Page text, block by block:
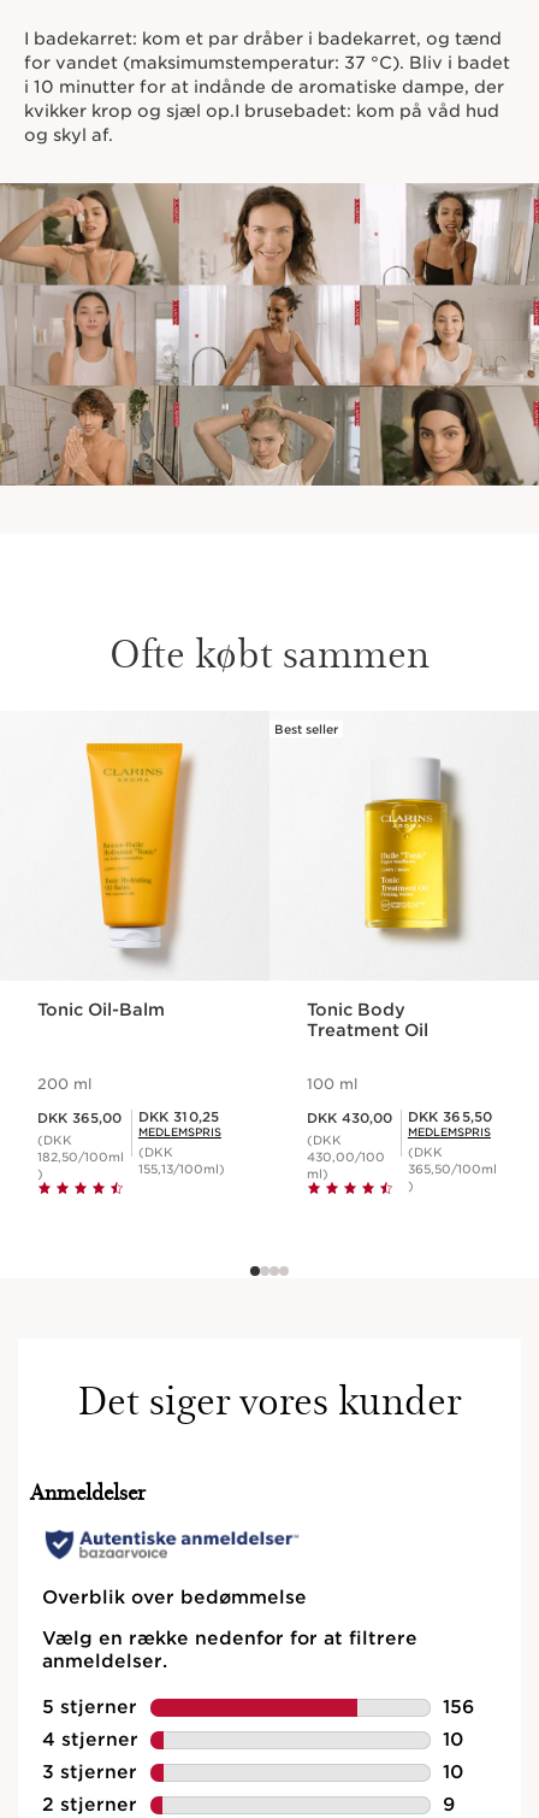
I badekarret: kom et par dråber i badekarret, og tænd
for vandet (maksimumstemperatur: 37 °C). Bliv i badet
i 10 minutter for at indånde de aromatiske dampe, der
kvikker krop og sjæl op.I brusebadet: kom på våd hud
og skyl af.
Ofte købt sammen
HOP TIL INDHOLD
Tonic Oil-Balm
200 ml
DKK 365,00
(DKK
182,50/100ml
)
Medlemspris DKK 310,25
DKK 310,25
MEDLEMSPRIS
(DKK
155,13/100ml)
Best seller
Tonic Body
Treatment Oil
100 ml
DKK 430,00
(DKK
430,00/100
ml)
Medlemspris DKK 365,50
DKK 365,50
MEDLEMSPRIS
(DKK
365,50/100ml
)
Det siger vores kunder